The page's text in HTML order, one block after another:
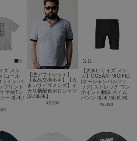
ズ メン
(コール
ットン バ
プリント
半袖Tシ
ー 3L/4L/
【激アウトレット】
【返品交換不可】【大
きいサイズメンズ】イ
カリ柄配色ポロシャツ
[2L/3L/4L]
¥2,200
【大きいサイズ メン
ズ】OCEAN PACIFIC
(オーシャンパシフィ
ック) ストレッチ ワン
ポイント刺繍 スイム
パンツ 3L/4L/5L/6L/8L
¥6,490